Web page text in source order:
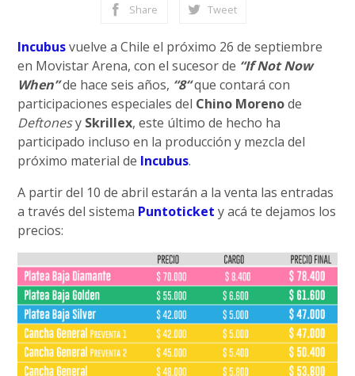
Share Tweet
Incubusvuelve a Chile el próximo 26 de septiembre
en Movistar Arena, con el sucesor de “If Not Now
When”de hace seis años, “8“que contará con
participaciones especiales del Chino Morenode
Deftonesy Skrillex, este último de hecho ha
participado incluso en la producción y mezcla del
próximo material de Incubus.
A partir del 10 de abril estarán a la venta las entradas
a través del sistema Puntoticket y acá te dejamos los
precios: